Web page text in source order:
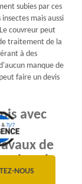
NOUS
subies par ces
mais aussi
couvreur peut
traitement de la
à des
manque de
faire un devis
avec
de
dans le